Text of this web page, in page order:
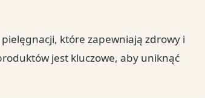
które zapewniają zdrowy i
jest kluczowe, aby uniknąć